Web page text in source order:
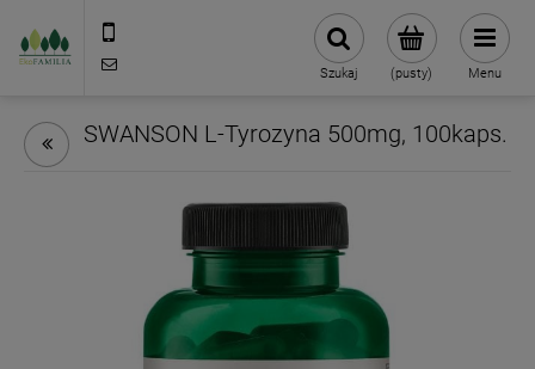
(pusty)
Szukaj Menu
SWANSON L-Tyrozyna 500mg, 100kaps.